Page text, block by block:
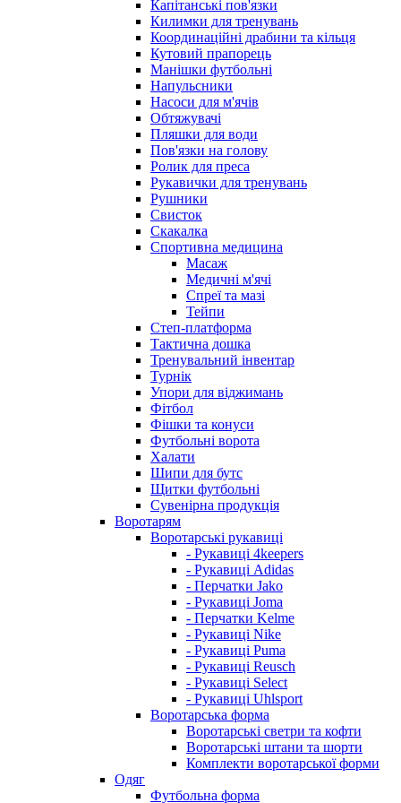
Капітанські пов'язки
Килимки для тренувань
Координаційні драбини та кільця
Кутовий прапорець
Манішки футбольні
Напульсники
Насоси для м'ячів
Обтяжувачі
Пляшки для води
Пов'язки на голову
Ролик для преса
Рукавички для тренувань
Рушники
Свисток
Скакалка
Спортивна медицина
Масаж
Медичні м'ячі
Спреї та мазі
Тейпи
Степ-платформа
Тактична дошка
Тренувальний інвентар
Турнік
Упори для віджимань
Фітбол
Фішки та конуси
Футбольні ворота
Халати
Шипи для бутс
Щитки футбольні
Сувенірна продукція
Воротарям
Воротарські рукавиці
- Рукавиці 4keepers
- Рукавиці Adidas
- Перчатки Jako
- Рукавиці Joma
- Перчатки Kelme
- Рукавиці Nike
- Рукавиці Puma
- Рукавиці Reusch
- Рукавиці Select
- Рукавиці Uhlsport
Воротарська форма
Воротарські светри та кофти
Воротарські штани та шорти
Комплекти воротарської форми
Одяг
Футбольна форма